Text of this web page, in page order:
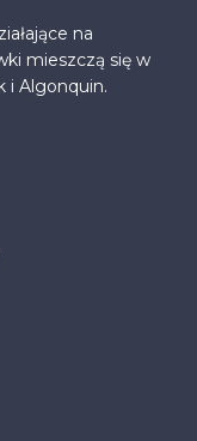
na
mieszczą się w
i Algonquin.